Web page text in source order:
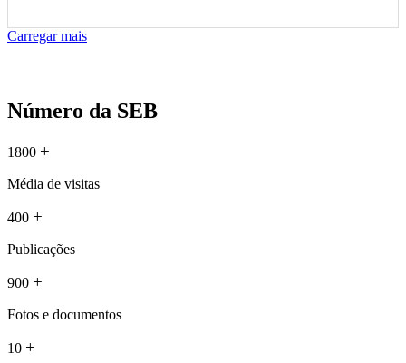
Carregar mais
Número da SEB
1800 +
Média de visitas
400 +
Publicações
900 +
Fotos e documentos
10 +